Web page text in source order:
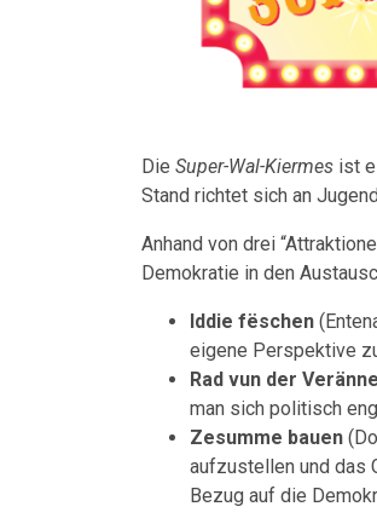
Die Super-Wal-Kiermes ist
Stand richtet sich an
Anhand von drei
Demokratie in den
Iddie fëschen
eigene Perspektive
Rad vun der
man sich politisch
Zesumme bauen
aufzustellen und das
Bezug auf die